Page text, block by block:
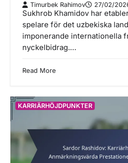
Timurbek Rahimov 27/02/
Sukhrob Khamidov har
spelare för det uzbekiska
imponerande internationella
nyckelbidrag.…
Read More
KARRIÄRHÖJDPUNKTER